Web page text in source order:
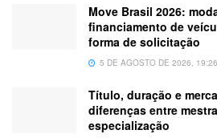
Move Brasil 2026:
financiamento de
forma de solicitação
5 DE AGOSTO DE 2026,
Título, duração e
diferenças entre
especialização